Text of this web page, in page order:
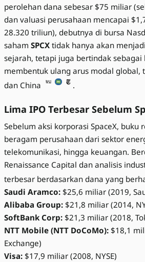
perolehan dana sebesar $75 miliar
dan valuasi perusahaan mencapai
28.320 triliun), debutnya di bursa
saham SPCX tidak hanya akan
sejarah, tetapi juga bertindak sebagai
membentuk ulang arus modal global,
dan China
.
Lima IPO Terbesar Sebelum
Sebelum aksi korporasi SpaceX, buku
beragam perusahaan dari sektor
telekomunikasi, hingga keuangan.
Renaissance Capital dan analisis
terbesar berdasarkan dana yang
Saudi Aramco: $25,6 miliar (2019,
Alibaba Group: $21,8 miliar (2014,
SoftBank Corp: $21,3 miliar (2018,
NTT Mobile (NTT DoCoMo): $18,1
Exchange)
Visa: $17,9 miliar (2008, NYSE)